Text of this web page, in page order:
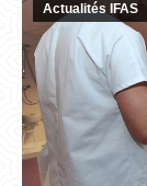
Actualités IFAS